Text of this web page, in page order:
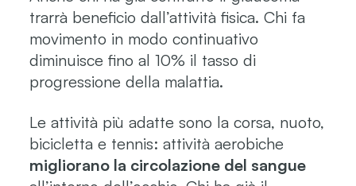
trarrà beneficio dall’attività fisica. Chi fa
movimento in modo continuativo
diminuisce fino al 10% il tasso di
progressione della malattia.
Le attività più adatte sono la corsa, nuoto,
bicicletta e tennis: attività aerobiche
migliorano la circolazione del sangue